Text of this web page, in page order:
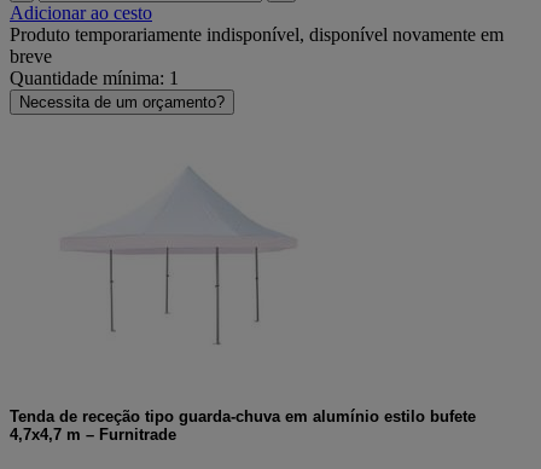
Adicionar ao cesto
Produto temporariamente indisponível, disponível novamente em
breve
Quantidade mínima: 1
Necessita de um orçamento?
Tenda de receção tipo guarda-chuva em alumínio estilo bufete
4,7x4,7 m – Furnitrade